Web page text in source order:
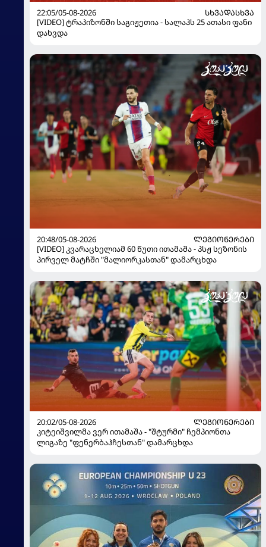
22:05/05-08-2026
ᲡᲮᲕᲐᲓᲐᲡᲮᲕᲐ
[VIDEO] ტრაპიზონში საგიჟეთია - სალაჰს 25 ათასი ფანი
დახვდა
20:48/05-08-2026
ᲚᲔᲒᲘᲝᲜᲔᲠᲔᲑᲘ
[VIDEO] კვარაცხელიამ 60 წუთი ითამაშა - პსჟ სეზონის
პირველ მატჩში "მალიორკასთან" დამარცხდა
20:02/05-08-2026
ᲚᲔᲒᲘᲝᲜᲔᲠᲔᲑᲘ
კიტეიშვილმა ვერ ითამაშა - "შტურმი" ჩემპიონთა
ლიგაზე "ფენერბაჰჩესთან" დამარცხდა